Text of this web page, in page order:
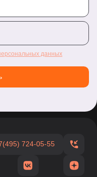
данных
724-05-55